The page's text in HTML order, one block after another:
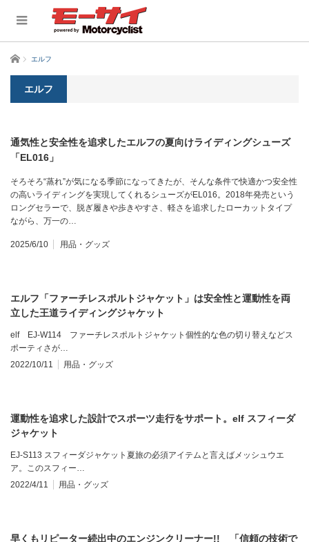
ホーム エルフ
エルフ
通気性と安全性を追求したエルフの夏向けライディングシューズ
「EL016」
そろそろ“蒸れ”が気になる季節になってきたが、そんな条件で快適かつ安全性
の高いライディングを実現してくれるシューズがEL016。2018年発売という
ロングセラーで、脱ぎ履きや歩きやすさ、軽さを追求したローカットタイプ
ながら、万一の…
2025/6/10 用品・グッズ
エルフ「ファーチレスポルトジャケット」は安全性と運動性を両
立した王道ライディングジャケット
elf EJ-W114 ファーチレスポルトジャケット個性的な色の切り替えなどス
ポーティさが…
2022/10/11
用品・グッズ
運動性を追求した設計でスポーツ走行をサポート。elf スフィーダ
ジャケット
EJ-S113 スフィーダジャケット夏旅の必須アイテムと言えばメッシュウエ
ア。このスフィー…
2022/4/11
用品・グッズ
早くもリピーター続出中のエンジンクリーナー!! 「信頼の技術で